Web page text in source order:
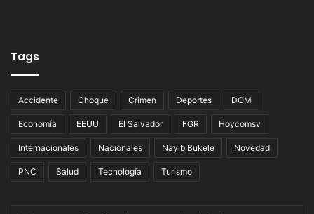
Tags
Accidente Choque Crimen Deportes DOM
Economía EEUU El Salvador FGR Hoycomsv
Internacionales Nacionales Nayib Bukele Novedad
PNC Salud Tecnología Turismo